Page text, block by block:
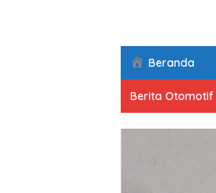
Beranda
Berita Otomotif